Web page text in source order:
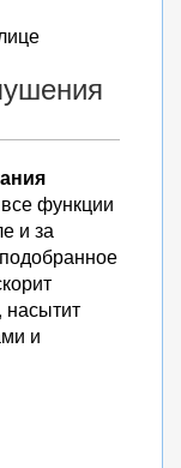
функции
и за
насытит
и